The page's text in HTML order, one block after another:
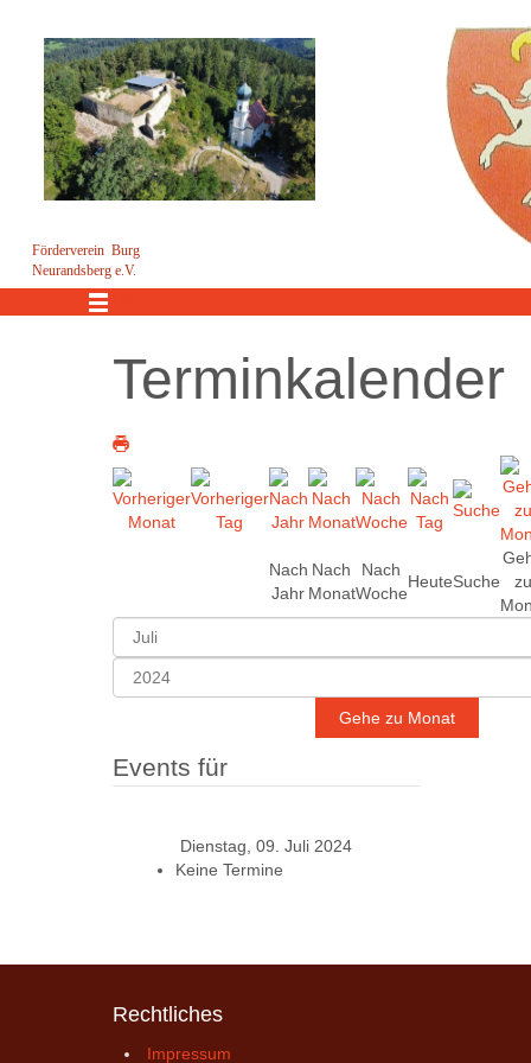
Förderverein Burg
Neurandsberg e.V.
Terminkalender
Nach
Jahr
Nach
Monat
Nach
Woche
HeuteSuche
zu
Gehe zu Monat
Events für
Dienstag, 09. Juli 2024
Keine Termine
Rechtliches
Impressum